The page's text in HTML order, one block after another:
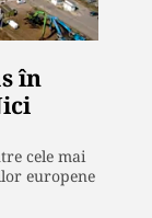
în
cele mai
europene